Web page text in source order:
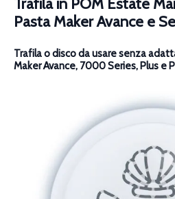
Trafila in POM Estate
Pasta Maker Avance e
Trafila o disco da usare senza
Maker Avance, 7000 Series, Plus e